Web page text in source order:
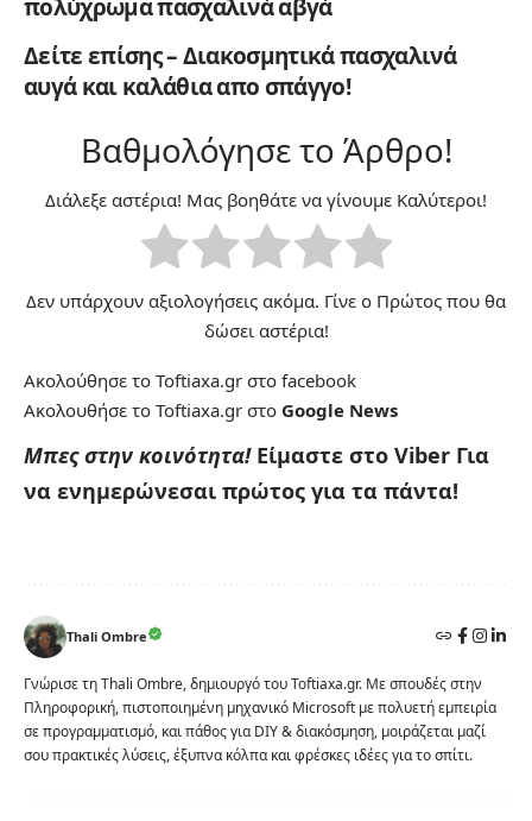
πολύχρωμα πασχαλινά αβγά
Δείτε επίσης – Διακοσμητικά πασχαλινά
αυγά και καλάθια απο σπάγγο!
Βαθμολόγησε το Άρθρο!
Διάλεξε αστέρια! Μας βοηθάτε να γίνουμε Καλύτεροι!
Δεν υπάρχουν αξιολογήσεις ακόμα. Γίνε ο Πρώτος που θα
δώσει αστέρια!
Ακολούθησε το Toftiaxa.gr στο facebook
Ακολουθήσε το Toftiaxa.gr στο Google News
Μπες στην κοινότητα! Είμαστε στο Viber Για
να ενημερώνεσαι πρώτος για τα πάντα!
Thali Ombre
Γνώρισε τη Thali Ombre, δημιουργό του Toftiaxa.gr. Με σπουδές στην
Πληροφορική, πιστοποιημένη μηχανικό Microsoft με πολυετή εμπειρία
σε προγραμματισμό, και πάθος για DIY & διακόσμηση, μοιράζεται μαζί
σου πρακτικές λύσεις, έξυπνα κόλπα και φρέσκες ιδέες για το σπίτι.